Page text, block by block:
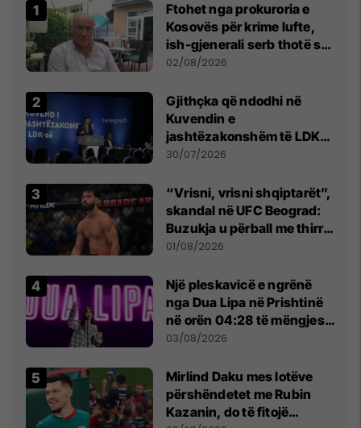
Ftohet nga prokuroria e
Kosovës për krime lufte,
ish-gjenerali serb thotë se
dikush e tradhtoi në
02/08/2026
Gjithçka që ndodhi në
Kuvendin e
jashtëzakonshëm të LDK-
së
30/07/2026
“Vrisni, vrisni shqiptarët”,
skandal në UFC Beograd:
Buzukja u përball me thirrje
anti-shqiptare nga
01/08/2026
Një pleskavicë e ngrënë
nga Dua Lipa në Prishtinë
në orën 04:28 të mëngjesit
- dhe bota digjitale serbe
03/08/2026
Mirlind Daku mes lotëve
përshëndetet me Rubin
Kazanin, do të fitojë